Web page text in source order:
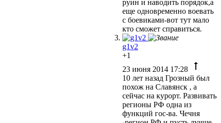
руин и наводить порядок,а
еще одновременно воевать
с боевиками-вот тут мало
кто сможет справиться.
g1v2
+1
23 июня 2014 17:28
10 лет назад Грозный был
похож на Славянск , а
сейчас на курорт. Развивать
регионы РФ одна из
функций гос-ва. Чечня